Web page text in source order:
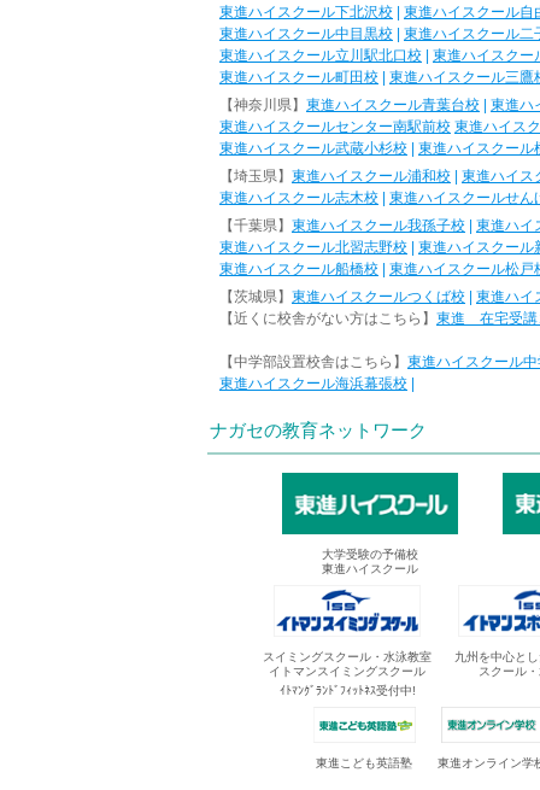
東進ハイスクール下北沢校
東進ハイスクール自
東進ハイスクール中目黒校
東進ハイスクール二
東進ハイスクール立川駅北口校
東進ハイスクー
東進ハイスクール町田校
東進ハイスクール三鷹
【神奈川県】 東進ハイスクール青葉台校 東進ハ
東進ハイスクールセンター南駅前校 東進ハイス
東進ハイスクール武蔵小杉校
東進ハイスクール
【埼玉県】 東進ハイスクール浦和校 東進ハイス
東進ハイスクール志木校
東進ハイスクールせん
【千葉県】 東進ハイスクール我孫子校 東進ハイ
東進ハイスクール北習志野校
東進ハイスクール
東進ハイスクール船橋校
東進ハイスクール松戸
【茨城県】 東進ハイスクールつくば校 東進ハイ
【近くに校舎がない方はこちら】 東進 在宅受講
【中学部設置校舎はこちら】 東進ハイスクール
東進ハイスクール海浜幕張校
ナガセの教育ネットワーク
大学受験の予備校
東進ハイスクール
スイミングスクール・水泳教室
イトマンスイミングスクール
ｲﾄﾏﾝｸﾞﾗﾝﾄﾞﾌｨｯﾄﾈｽ受付中!
九州を中心と
スクール
東進こども英語塾 東進オンライン学